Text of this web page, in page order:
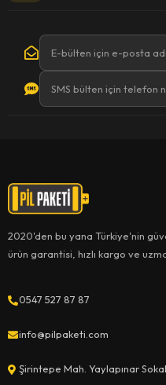
2020'den bu yana Türkiye'nin
ürün garantisi, hızlı kargo ve
0547 527 87 87
info@pilpaketi.com
Şirintepe Mah. Yaylapınar